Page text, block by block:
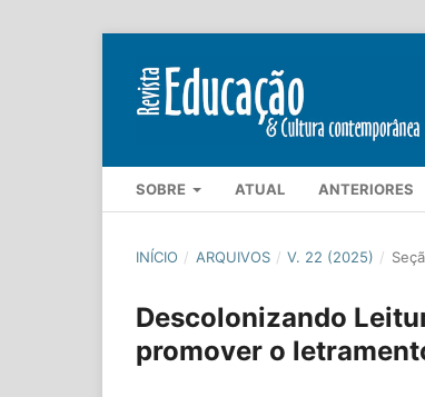
SOBRE ATUAL ANTERIORES
INÍCIO / ARQUIVOS / V. 22 (2025) /
Descolonizando
promover o